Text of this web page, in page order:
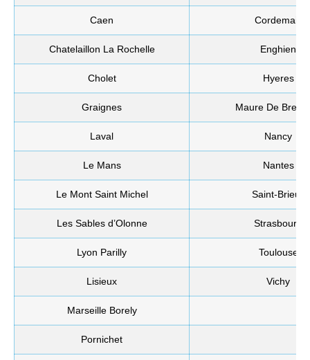
Caen Cordemais
Chatelaillon La Rochelle Enghien
Cholet Hyeres
Graignes Maure De
Laval Nancy
Le Mans Nantes
Le Mont Saint Michel Saint-Brieuc
Les Sables d’Olonne Strasbourg
Lyon Parilly Toulouse
Lisieux Vichy
Marseille Borely
Pornichet